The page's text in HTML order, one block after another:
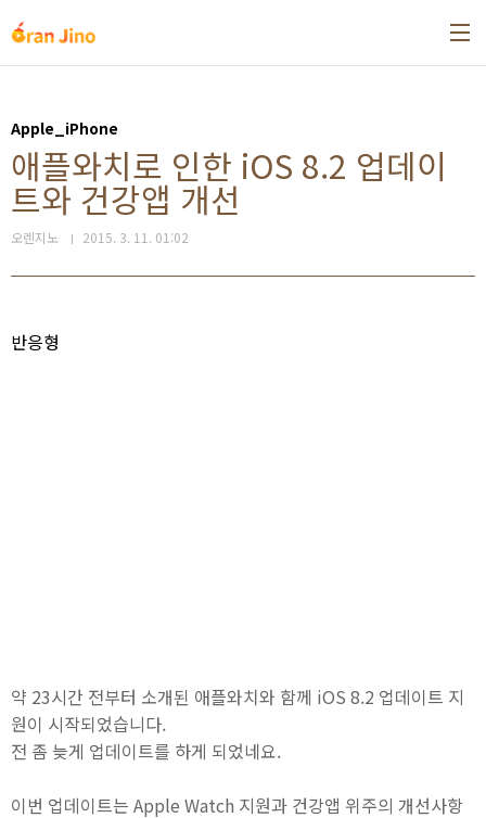
Apple_iPhone
애플와치로 인한 iOS 8.2 업데이
트와 건강앱 개선
오렌지노 2015. 3. 11. 01:02
반응형
약 23시간 전부터 소개된 애플와치와 함께 iOS 8.2 업데이트 지
원이 시작되었습니다.
전 좀 늦게 업데이트를 하게 되었네요.
이번 업데이트는 Apple Watch 지원과 건강앱 위주의 개선사항